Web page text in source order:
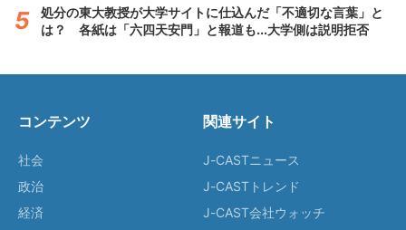
処分の東大教授が大学サイトに仕込んだ「不適切な言葉」と
は？ 各紙は「六四天安門」と報道も...大学側は説明拒否
コンテンツ
社会
政治
経済
関連サイト
J-CASTニュース
J-CASTトレンド
J-CAST会社ウォッチ